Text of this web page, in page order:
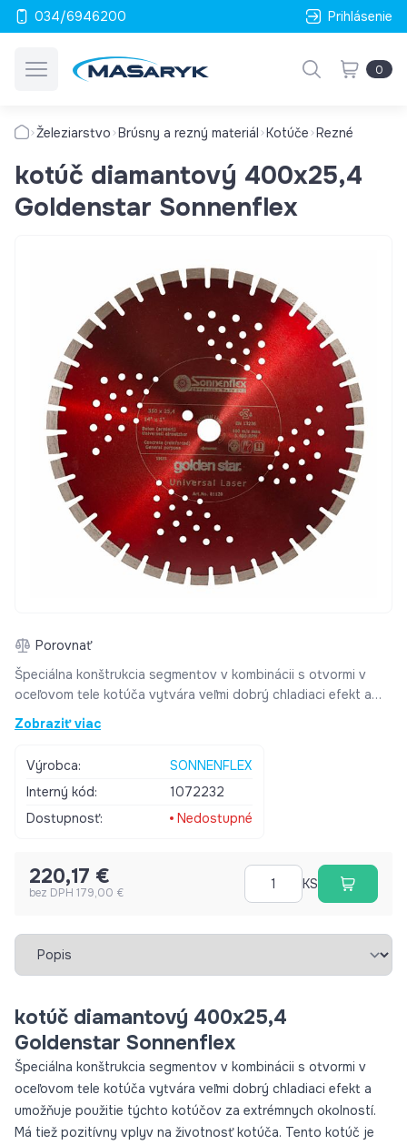
034/6946200 Prihlásenie
0
Železiarstvo Brúsny a rezný materiál Kotúče Rezné
kotúč diamantový 400x25,4
Goldenstar Sonnenflex
Porovnať
Špeciálna konštrukcia segmentov v kombinácii s otvormi v
oceľovom tele kotúča vytvára veľmi dobrý chladiaci efekt a
umožňuje použitie týchto kotúčov za extrémnych okolností.
Má tiež pozitívny vplyv na životnosť kotúča. Tento kotúč je
nutnosti prestávok na chladenie. Laserové spájkovanie
zaisťuje najvyššiu možnú bezpečnosť. Použitie: betón,
armovaný betón, tvrdý prírodný a umelý kameň, škridla, tvrdý
rozmerov. 400 x 3,2 x 25,4 mm, výška seg. 12, 81124
Zobraziť viac
Výrobca:
SONNENFLEX
Interný kód:
1072232
Dostupnosť:
Nedostupné
220,17 €
bez DPH 179,00 €
KS
Vybrať záložku
kotúč diamantový 400x25,4
Goldenstar Sonnenflex
Špeciálna konštrukcia segmentov v kombinácii s otvormi v
oceľovom tele kotúča vytvára veľmi dobrý chladiaci efekt a
umožňuje použitie týchto kotúčov za extrémnych okolností.
Má tiež pozitívny vplyv na životnosť kotúča. Tento kotúč je